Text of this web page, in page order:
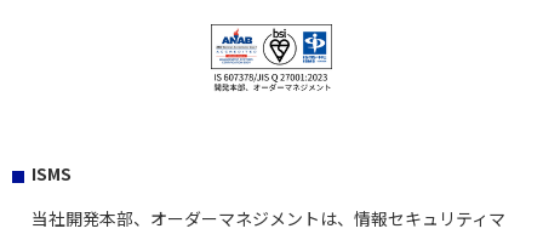
ISMS
当社開発本部、オーダーマネジメントは、情報セキュリティマ